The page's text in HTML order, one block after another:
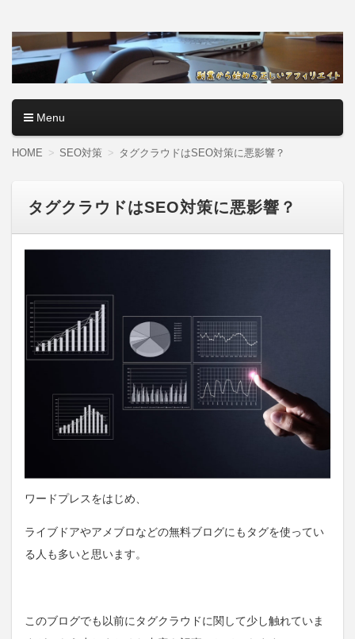
アフィリエイトロード【副
業から始める正しいアフィ
リエイト】
やり方を無料公開中。基礎講座からノウハウまでを当サイト
で記事として紹介しているので、パソコン初心者でも分かり
やすく解説しているので大丈夫＾＾
Menu
コンテンツへ移動
HOME SEO対策 タグクラウドはSEO対策に悪影響？
タグクラウドはSEO対策に悪影響？
ワードプレスをはじめ、
ライブドアやアメブロなどの無料ブログにもタグを使ってい
る人も多いと思います。
このブログでも以前にタグクラウドに関して少し触れていま